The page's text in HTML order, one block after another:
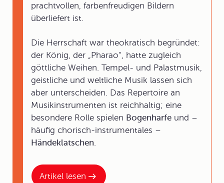
Artikel lesen
prachtvollen, farbenfreudigen Bildern
überliefert ist.
Die Herrschaft war theokratisch begründet:
der König, der „Pharao“, hatte zugleich
göttliche Weihen. Tempel- und Palastmusik,
geistliche und weltliche Musik lassen sich
aber unterscheiden. Das Repertoire an
Musikinstrumenten ist reichhaltig; eine
besondere Rolle spielen Bogenharfe und –
häufig chorisch-instrumentales –
Händeklatschen.